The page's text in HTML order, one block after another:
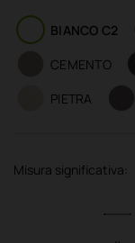
BIANCO C2
CEMENTO
PIETRA
Misura significativa: